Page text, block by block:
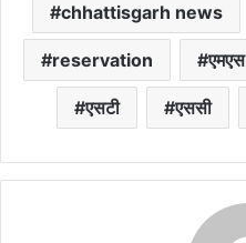
chhattisgarh news
reservation एमएस
एसटी एससी